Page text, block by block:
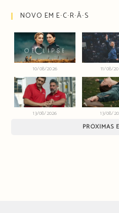
NOVO EM E∙C∙R∙Ã∙S
10/08/2026 11/08/
13/08/2026 13/08/
PRÓXIMAS